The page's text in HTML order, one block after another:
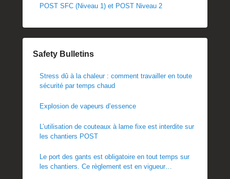
POST SFC (Niveau 1) et POST Niveau 2
Safety Bulletins
Stress dû à la chaleur : comment travailler en toute
sécurité par temps chaud
Explosion de vapeurs d’essence
L’utilisation de couteaux à lame fixe est interdite sur
les chantiers POST
Le port des gants est obligatoire en tout temps sur
les chantiers. Ce règlement est en vigueur